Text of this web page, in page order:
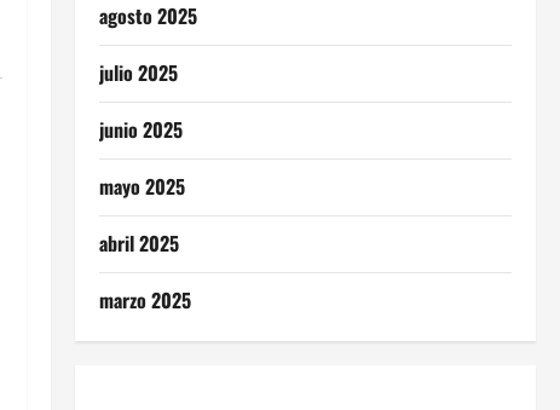
agosto 2025
julio 2025
junio 2025
mayo 2025
abril 2025
marzo 2025